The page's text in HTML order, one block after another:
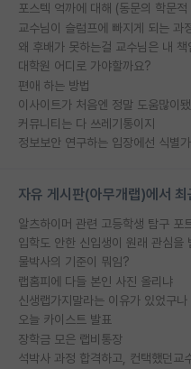
교수님이 슬럼프에 빠지게 되는 과
대학원 어디로 가야할까요?
편애 하는 방법
이사이트가 처음엔 정말 도움많이됐
커뮤니티는 다 쓰레기통이지
자유 게시판(아무개랩)에서
알츠하이머 관련 고등학생 탐구 포
입학도 안한 신입생이 원래 관심을
물박사의 기준이 뭐임?
랩홈피에 다들 본인 사진 올리냐
신생랩가지말라는 이유가 있었구나
오늘 카이스트 발표
장학금 모은 랩비통장